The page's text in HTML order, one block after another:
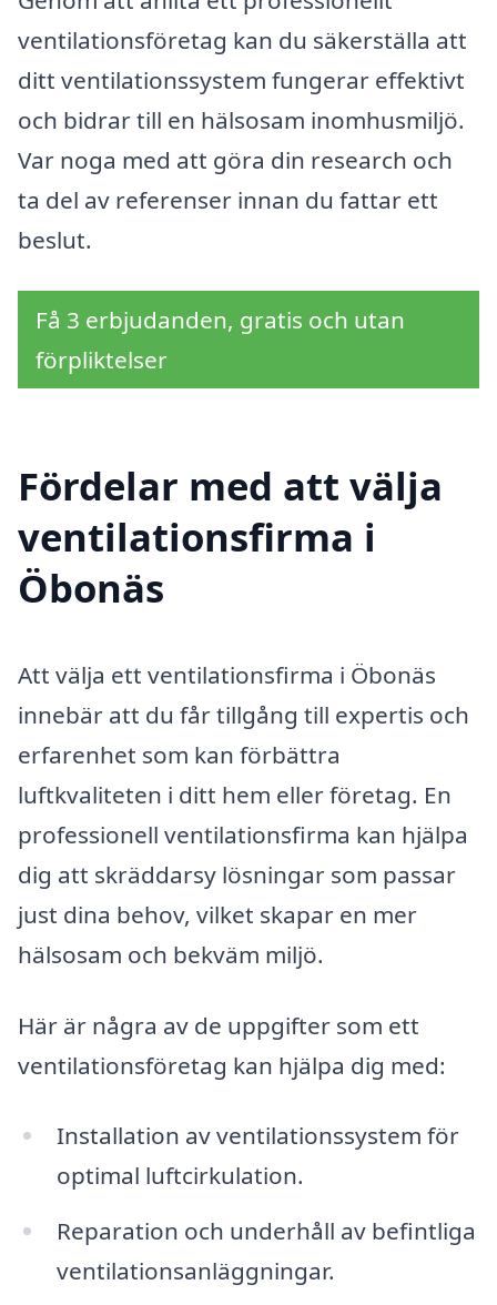
ventilationsföretag kan du säkerställa att
ditt ventilationssystem fungerar effektivt
och bidrar till en hälsosam inomhusmiljö.
Var noga med att göra din research och
ta del av referenser innan du fattar ett
beslut.
Få 3 erbjudanden, gratis och utan
förpliktelser
Fördelar med att välja
ventilationsfirma i
Öbonäs
Att välja ett ventilationsfirma i Öbonäs
innebär att du får tillgång till expertis och
erfarenhet som kan förbättra
luftkvaliteten i ditt hem eller företag. En
professionell ventilationsfirma kan hjälpa
dig att skräddarsy lösningar som passar
just dina behov, vilket skapar en mer
hälsosam och bekväm miljö.
Här är några av de uppgifter som ett
ventilationsföretag kan hjälpa dig med:
Installation av ventilationssystem för
optimal luftcirkulation.
Reparation och underhåll av befintliga
ventilationsanläggningar.